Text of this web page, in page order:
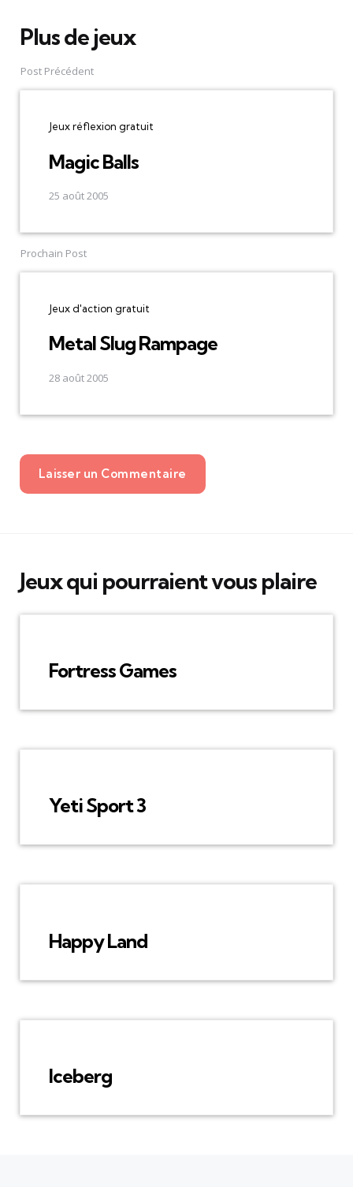
Plus de jeux
Post
navigation
Post Précédent
Jeux réflexion gratuit
Magic Balls
25 août 2005
Prochain Post
Jeux d'action gratuit
Metal Slug Rampage
28 août 2005
Laisser un Commentaire
Jeux qui pourraient vous plaire
Fortress Games
Yeti Sport 3
Happy Land
Iceberg